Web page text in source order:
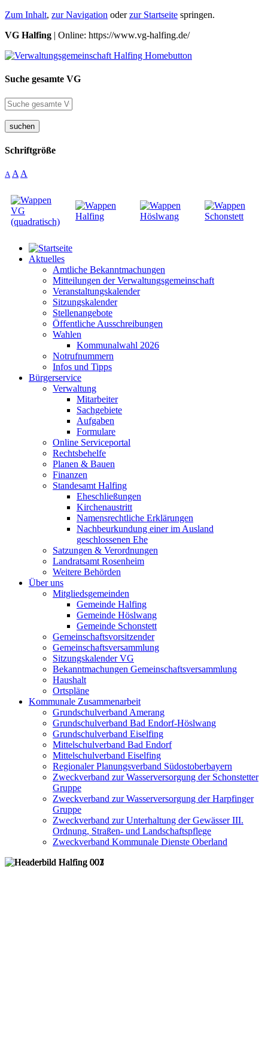
Zum Inhalt, zur Navigation oderzur Startseite springen.
VG Halfing | Online: https://www.vg-halfing.de/
Suche gesamte VG
suchen
Schriftgröße
A A A
Aktuelles
Amtliche Bekanntmachungen
Mitteilungen der Verwaltungsgemeinschaft
Veranstaltungskalender
Sitzungskalender
Stellenangebote
Öffentliche Ausschreibungen
Wahlen
Kommunalwahl 2026
Notrufnummern
Infos und Tipps
Bürgerservice
Verwaltung
Mitarbeiter
Sachgebiete
Aufgaben
Formulare
Online Serviceportal
Rechtsbehelfe
Planen & Bauen
Finanzen
Standesamt Halfing
Eheschließungen
Kirchenaustritt
Namensrechtliche Erklärungen
Nachbeurkundung einer im Ausland
geschlossenen Ehe
Satzungen & Verordnungen
Landratsamt Rosenheim
Weitere Behörden
Über uns
Mitgliedsgemeinden
Gemeinde Halfing
Gemeinde Höslwang
Gemeinde Schonstett
Gemeinschaftsvorsitzender
Gemeinschaftsversammlung
Sitzungskalender VG
Bekanntmachungen Gemeinschaftsversammlung
Haushalt
Ortspläne
Kommunale Zusammenarbeit
Grundschulverband Amerang
Grundschulverband Bad Endorf-Höslwang
Grundschulverband Eiselfing
Mittelschulverband Bad Endorf
Mittelschulverband Eiselfing
Regionaler Planungsverband Südostoberbayern
Zweckverband zur Wasserversorgung der Schonstetter
Gruppe
Zweckverband zur Wasserversorgung der Harpfinger
Gruppe
Zweckverband zur Unterhaltung der Gewässer III.
Ordnung, Straßen- und Landschaftspflege
Zweckverband Kommunale Dienste Oberland